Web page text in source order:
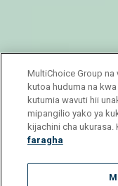
MultiChoice Group
kutoa huduma na
kutumia wavuti hii
mipangilio yako ya
kijachini cha ukurasa.
faragha